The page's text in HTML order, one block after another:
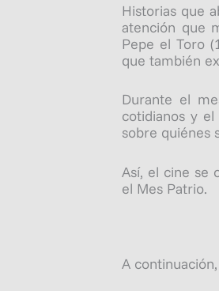
Historias que
atención que
Pepe el Toro
que también
Durante el
cotidianos y
sobre quiénes
Así, el cine se
el Mes Patrio.
A